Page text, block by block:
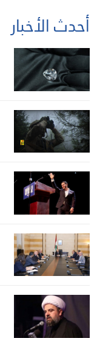
أحدث الأخبار